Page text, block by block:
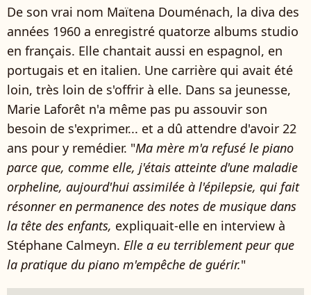
De son vrai nom Maïtena Douménach, la diva des
années 1960 a enregistré quatorze albums studio
en français. Elle chantait aussi en espagnol, en
portugais et en italien. Une carrière qui avait été
loin, très loin de s'offrir à elle. Dans sa jeunesse,
Marie Laforêt n'a même pas pu assouvir son
besoin de s'exprimer... et a dû attendre d'avoir 22
ans pour y remédier. "Ma mère m'a refusé le piano
parce que, comme elle, j'étais atteinte d'une maladie
orpheline, aujourd'hui assimilée à l'épilepsie, qui fait
résonner en permanence des notes de musique dans
la tête des enfants, expliquait-elle en interview à
Stéphane Calmeyn. Elle a eu terriblement peur que
la pratique du piano m'empêche de guérir."